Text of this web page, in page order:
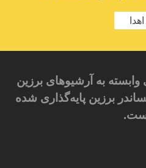
اهدا
به آرشیوهای برزین
برزین پایه‌گذاری شده